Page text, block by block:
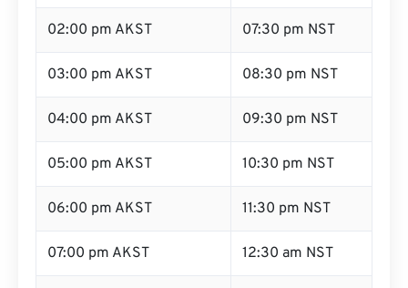
02:00 pm AKST 07:30 pm NST
03:00 pm AKST 08:30 pm NST
04:00 pm AKST 09:30 pm NST
05:00 pm AKST 10:30 pm NST
06:00 pm AKST 11:30 pm NST
07:00 pm AKST 12:30 am NST